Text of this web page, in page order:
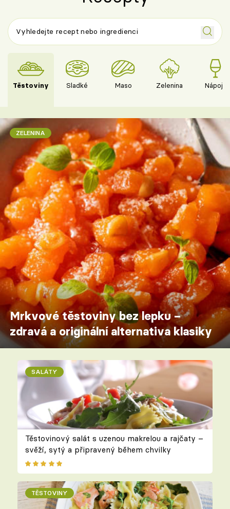
Těstoviny Sladké Maso Zelenina Nápoje
ZELENINA
Mrkvové těstoviny bez lepku –
zdravá a originální alternativa klasiky
SALÁTY
Těstovinový salát s uzenou makrelou a rajčaty –
svěží, sytý a připravený během chvilky
TĚSTOVINY